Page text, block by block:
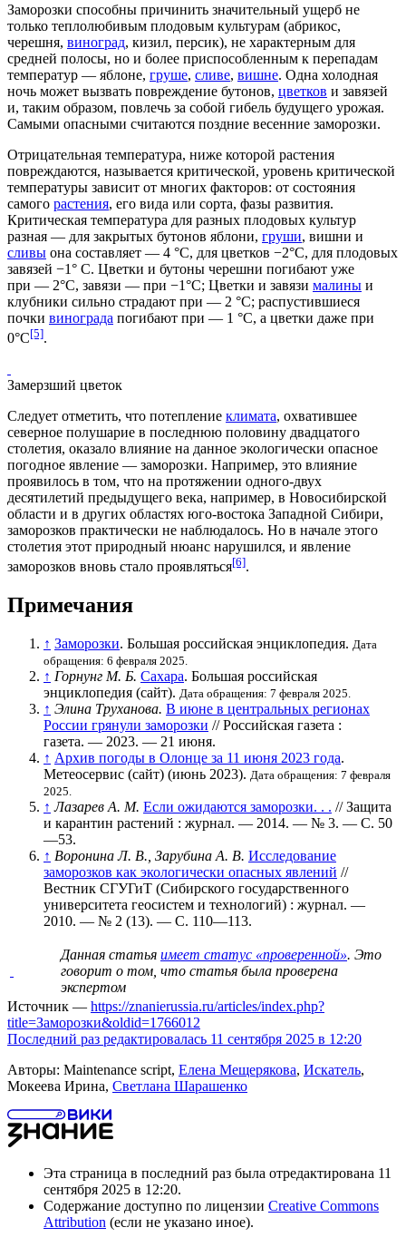
Заморозки способны причинить значительный ущерб не
только теплолюбивым плодовым культурам (абрикос,
черешня, виноград, кизил, персик), не характерным для
средней полосы, но и более приспособленным к перепадам
температур — яблоне, груше, сливе, вишне. Одна холодная
ночь может вызвать повреждение бутонов, цветков и завязей
и, таким образом, повлечь за собой гибель будущего урожая.
Самыми опасными считаются поздние весенние заморозки.
Отрицательная температура, ниже которой растения
повреждаются, называется критической, уровень критической
температуры зависит от многих факторов: от состояния
самого растения, его вида или сорта, фазы развития.
Критическая температура для разных плодовых культур
разная — для закрытых бутонов яблони, груши, вишни и
сливы она составляет — 4 °С, для цветков −2°С, для плодовых
завязей −1° С. Цветки и бутоны черешни погибают уже
при — 2°С, завязи — при −1°С; Цветки и завязи малины и
клубники сильно страдают при — 2 °С; распустившиеся
почки винограда погибают при — 1 °С, а цветки даже при
0°С[5].
Замерзший цветок
Следует отметить, что потепление климата, охватившее
северное полушарие в последнюю половину двадцатого
столетия, оказало влияние на данное экологически опасное
погодное явление — заморозки. Например, это влияние
проявилось в том, что на протяжении одного-двух
десятилетий предыдущего века, например, в Новосибирской
области и в других областях юго-востока Западной Сибири,
заморозков практически не наблюдалось. Но в начале этого
столетия этот природный нюанс нарушился, и явление
заморозков вновь стало проявляться[6].
Примечания
↑ Заморозки. Большая российская энциклопедия. Дата
обращения: 6 февраля 2025.
↑ Горнунг М. Б. Сахара. Большая российская
энциклопедия (сайт). Дата обращения: 7 февраля 2025.
↑ Элина Труханова. В июне в центральных регионах
России грянули заморозки // Российская газета :
газета. — 2023. — 21 июня.
↑ Архив погоды в Олонце за 11 июня 2023 года.
Метеосервис (сайт) (июнь 2023). Дата обращения: 7 февраля
2025.
↑ Лазарев А. М. Если ожидаются заморозки. . . // Защита
и карантин растений : журнал. — 2014. — № 3. — С. 50
—53.
↑ Воронина Л. В., Зарубина А. В. Исследование
заморозков как экологически опасных явлений //
Вестник СГУГиТ (Сибирского государственного
университета геосистем и технологий) : журнал. —
2010. — № 2 (13). — С. 110—113.
Данная статья имеет статус «проверенной». Это
говорит о том, что статья была проверена
экспертом
Источник — https://znanierussia.ru/articles/index.php?
title=Заморозки&oldid=1766012
Последний раз редактировалась 11 сентября 2025 в 12:20
Авторы: Maintenance script, Елена Мещерякова, Искатель,
Мокеева Ирина, Светлана Шарашенко
Эта страница в последний раз была отредактирована 11
сентября 2025 в 12:20.
Содержание доступно по лицензии Creative Commons
Attribution (если не указано иное).